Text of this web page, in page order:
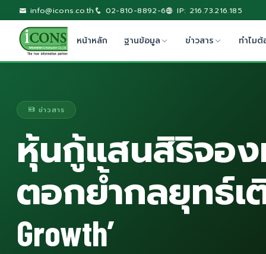
info@icons.co.th 02-810-8892-6 IP: 216.73.216.185
หน้าหลัก ฐานข้อมูล ข่าวสาร ทำไมต้
ข่าวสาร
หุ้นกู้แสนสิริจอง
ตอกย้ำกลยุทธ์เติ
Growth’